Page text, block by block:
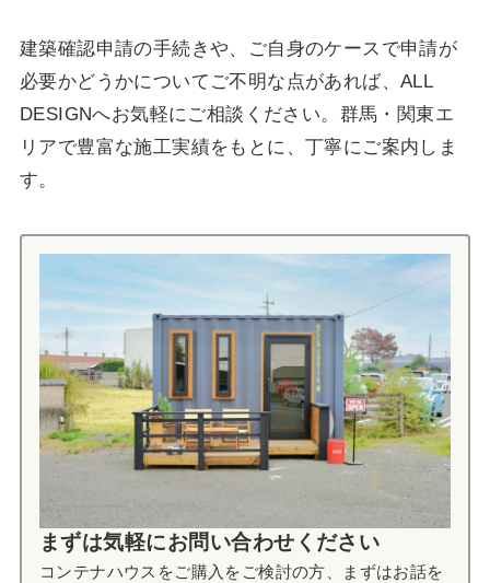
建築確認申請の手続きや、ご自身のケースで申請が
必要かどうかについてご不明な点があれば、ALL
DESIGNへお気軽にご相談ください。群馬・関東エ
リアで豊富な施工実績をもとに、丁寧にご案内しま
す。
まずは気軽にお問い合わせください
コンテナハウスをご購入をご検討の方、まずはお話を